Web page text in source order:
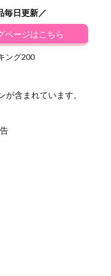
毎日更新／
ページはこちら
ング200
含まれています。